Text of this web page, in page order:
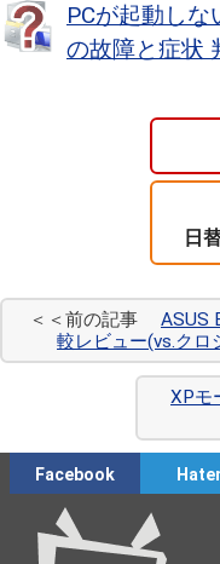
PCが起動し
の故障と症状
日
＜＜前の記事 ASUS
較レビュー(vs.クロ
XPモ
Facebook